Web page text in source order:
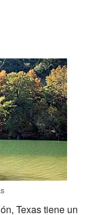
Texas tiene un